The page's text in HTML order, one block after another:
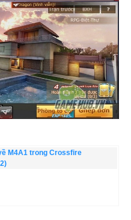
M4A1 trong Crossfire